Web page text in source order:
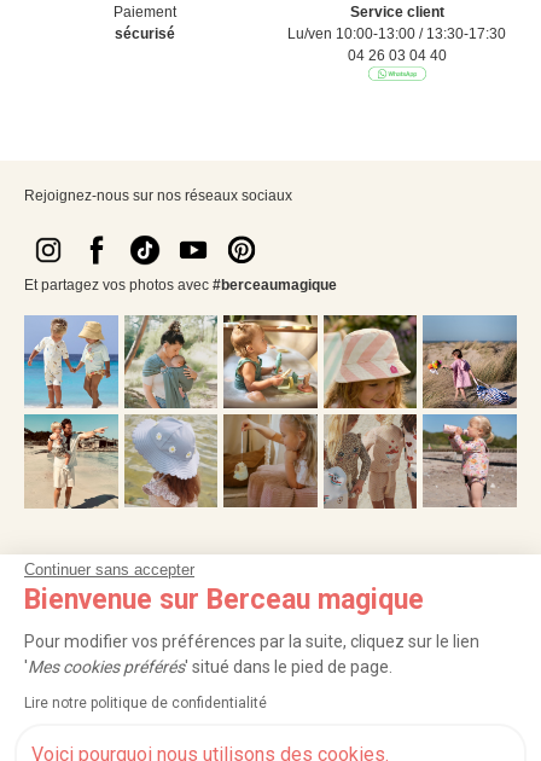
Continuer sans accepter
Bienvenue sur Berceau magique
Pour modifier vos préférences par la suite, cliquez sur le lien
'Mes cookies préférés' situé dans le pied de page.
Lire notre politique de confidentialité
Voici pourquoi nous utilisons des cookies.
Paiement
sécurisé
Service client
Lu/ven 10:00-13:00 / 13:30-17:30
04 26 03 04 40
Rejoignez-nous sur nos réseaux sociaux
Et partagez vos photos avec #berceaumagique
NOS SERVICES
À PROPOS